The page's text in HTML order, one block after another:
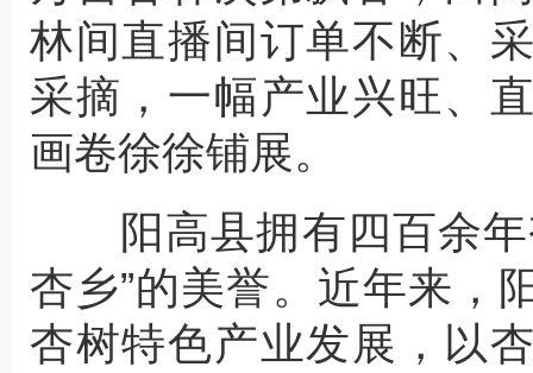
林间直播间订单不断、
采摘，一幅产业兴旺、
画卷徐徐铺展。
阳高县拥有四百余年
杏乡”的美誉。近年来，
杏树特色产业发展，以